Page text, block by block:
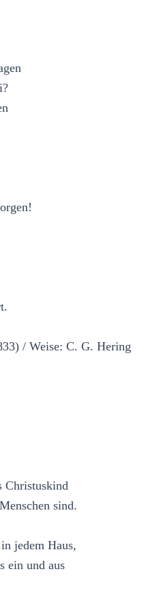
/ Weise: C. G. Hering
Christuskind
sind.
jedem Haus,
ein und aus